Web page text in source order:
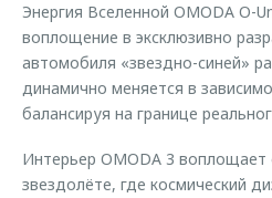
Энергия Вселенной OMODA O-
воплощение в эксклюзивно
автомобиля «звездно-синей»
динамично меняется в
балансируя на границе
Интерьер OMODA 3
звездолёте, где космический